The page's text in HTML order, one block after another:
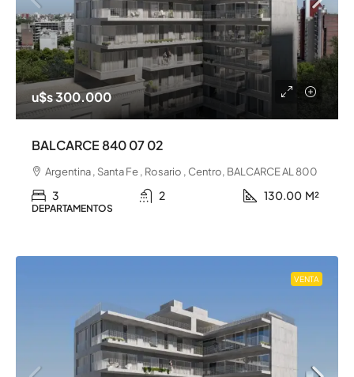
u$s 300.000
BALCARCE 840 07 02
Argentina , Santa Fe , Rosario , Centro, BALCARCE AL 800
3 2 130.00 M²
DEPARTAMENTOS
VENTA